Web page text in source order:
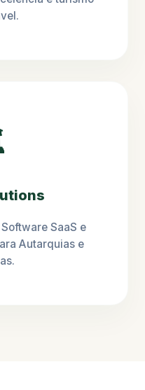
SaaS e
Autarquias e